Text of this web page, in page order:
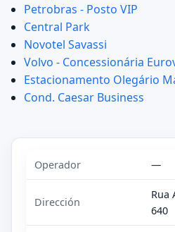
Petrobras - Posto VIP
Central Park
Novotel Savassi
Volvo - Concessionária
Estacionamento Olegário
Cond. Caesar Business
Operador —
Dirección
Rua
640